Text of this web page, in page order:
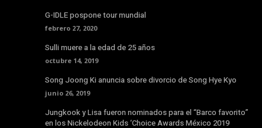
G-IDLE pospone tour mundial
febrero 27, 2020
Sulli muere a la edad de 25 años
octubre 14, 2019
Song Joong Ki anuncia sobre divorcio de Song Hye Kyo
junio 26, 2019
Jungkook y Lisa fueron nominados para el “Barco favorito”
en los Nickelodeon Kids ‘Choice Awards México 2019